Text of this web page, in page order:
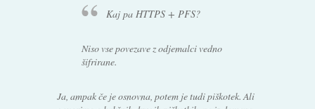
Kaj pa HTTPS + PFS?
Niso vse povezave z odjemalci vedno
šifrirane.
Ja, ampak če je osnovna, potem je tudi piškotek. Ali